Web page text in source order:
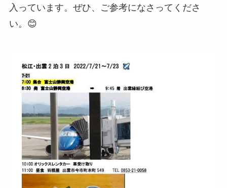
入っています。ぜひ、ご参考になさってくださ
い。😊